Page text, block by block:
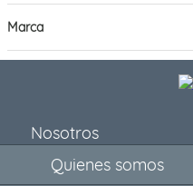
Marca
Nosotros
Quienes somos